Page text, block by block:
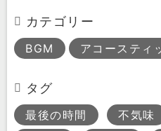
カテゴリー
BGM アコースティ
タグ
最後の時間 不気味